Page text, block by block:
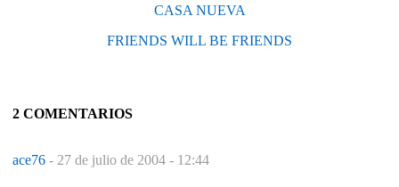
CASA NUEVA
FRIENDS WILL BE FRIENDS
2 COMENTARIOS
ace76 - 27 de julio de 2004 - 12:44